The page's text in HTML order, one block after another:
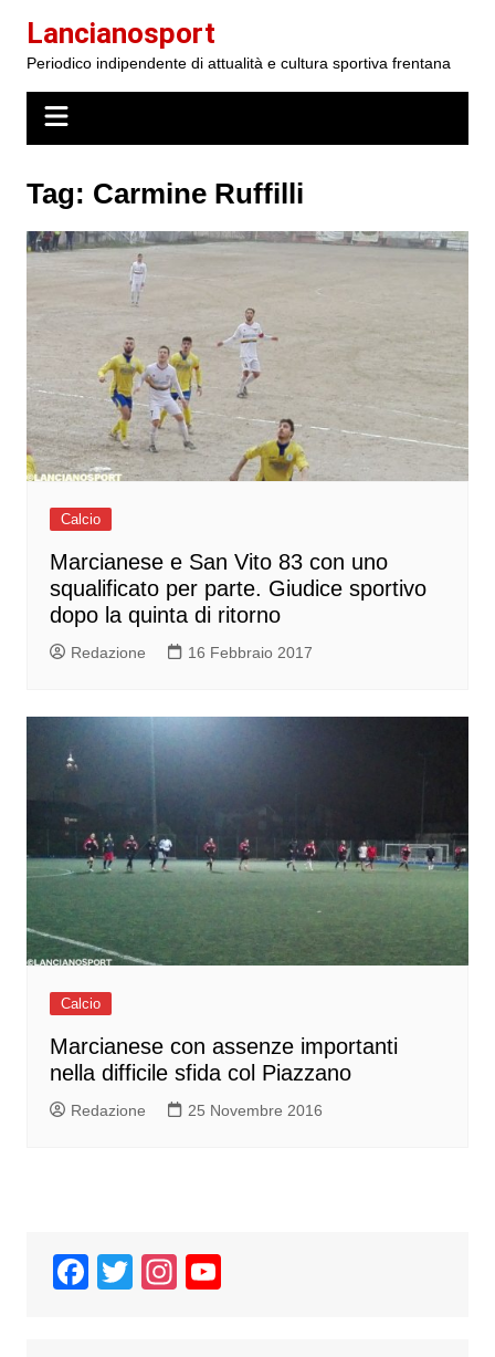
contenuto
Lancianosport
Periodico indipendente di attualità e cultura sportiva frentana
Tag: Carmine Ruffilli
Calcio
Marcianese e San Vito 83 con uno
squalificato per parte. Giudice sportivo
dopo la quinta di ritorno
Redazione 16 Febbraio 2017
Calcio
Marcianese con assenze importanti
nella difficile sfida col Piazzano
Redazione 25 Novembre 2016
F
T
In